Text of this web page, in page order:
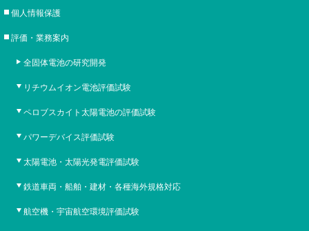
個人情報保護
評価・業務案内
全固体電池の研究開発
リチウムイオン電池評価試験
ペロブスカイト太陽電池の評価試験
パワーデバイス評価試験
太陽電池・太陽光発電評価試験
鉄道車両・船舶・建材・各種海外規格対応
航空機・宇宙航空環境評価試験